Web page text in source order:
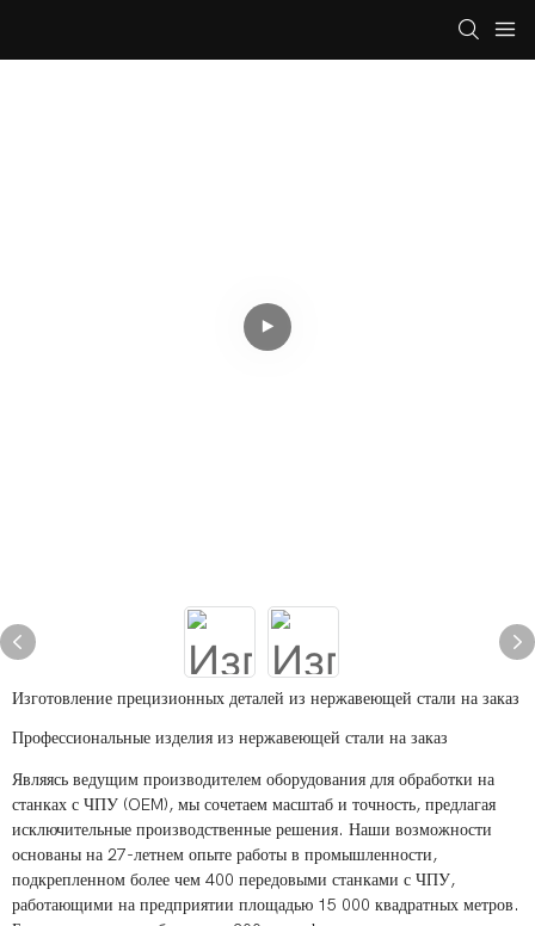
Изготовление прецизионных деталей из нержавеющей стали на заказ
Профессиональные изделия из нержавеющей стали на заказ
Являясь ведущим производителем оборудования для обработки на
станках с ЧПУ (OEM), мы сочетаем масштаб и точность, предлагая
исключительные производственные решения. Наши возможности
основаны на 27-летнем опыте работы в промышленности,
подкрепленном более чем 400 передовыми станками с ЧПУ,
работающими на предприятии площадью 15 000 квадратных метров.